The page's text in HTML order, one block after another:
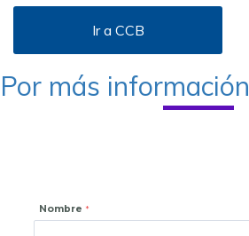
Ir a CCB
Por más información
Nombre